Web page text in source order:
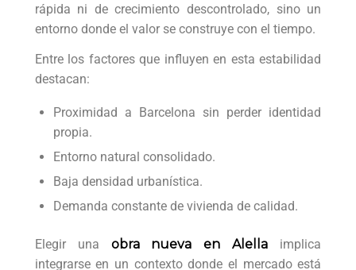
rápida ni de crecimiento descontrolado, sino un
entorno donde el valor se construye con el tiempo.
Entre los factores que influyen en esta estabilidad
destacan:
Proximidad a Barcelona sin perder identidad
propia.
Entorno natural consolidado.
Baja densidad urbanística.
Demanda constante de vivienda de calidad.
Elegir una obra nueva en Alella implica
integrarse en un contexto donde el mercado está